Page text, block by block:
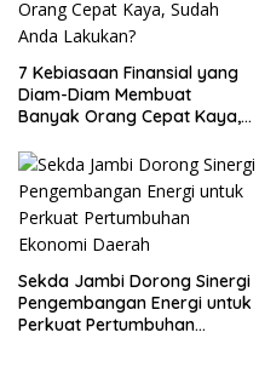
7 Kebiasaan Finansial yang
Diam-Diam Membuat
Banyak Orang Cepat Kaya,
Sekda Jambi Dorong Sinergi
Pengembangan Energi untuk
Perkuat Pertumbuhan